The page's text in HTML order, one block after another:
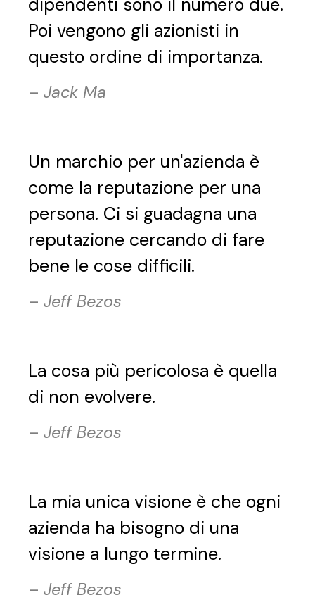
Poi vengono gli azionisti in
questo ordine di importanza.
– Jack Ma
Un marchio per un'azienda è
come la reputazione per una
persona. Ci si guadagna una
reputazione cercando di fare
bene le cose difficili.
– Jeff Bezos
La cosa più pericolosa è quella
di non evolvere.
– Jeff Bezos
La mia unica visione è che ogni
azienda ha bisogno di una
visione a lungo termine.
– Jeff Bezos